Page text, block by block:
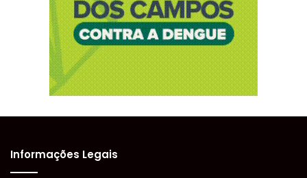
Informações Legais